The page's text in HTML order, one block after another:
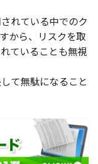
れている中でのク
から、リスクを取
ていることも無視
て無駄になること